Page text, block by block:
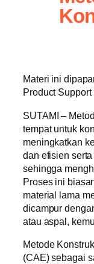
Materi ini
Product Support
SUTAMI –
tempat untuk
meningkatkan
dan efisien
sehingga
Proses ini
material lama
dicampur
atau aspal,
Metode
(CAE) sebagai